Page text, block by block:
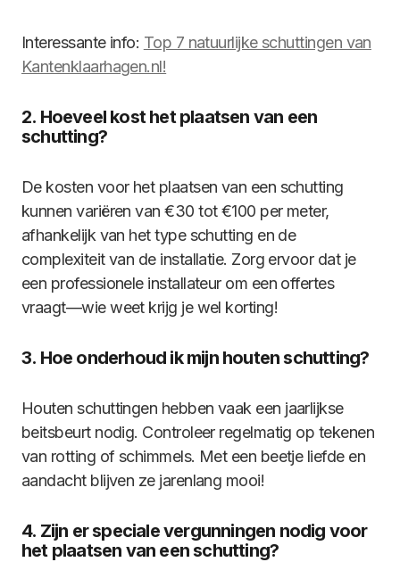
Interessante info: Top 7 natuurlijke schuttingen van
Kantenklaarhagen.nl!
2. Hoeveel kost het plaatsen van een
schutting?
De kosten voor het plaatsen van een schutting
kunnen variëren van €30 tot €100 per meter,
afhankelijk van het type schutting en de
complexiteit van de installatie. Zorg ervoor dat je
een professionele installateur om een offertes
vraagt—wie weet krijg je wel korting!
3. Hoe onderhoud ik mijn houten schutting?
Houten schuttingen hebben vaak een jaarlijkse
beitsbeurt nodig. Controleer regelmatig op tekenen
van rotting of schimmels. Met een beetje liefde en
aandacht blijven ze jarenlang mooi!
4. Zijn er speciale vergunningen nodig voor
het plaatsen van een schutting?